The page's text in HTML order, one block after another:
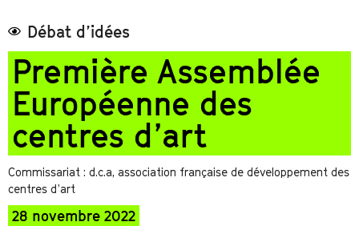
Débat d’idées
Première Assemblée
Européenne des
centres d’art
Commissariat : d.c.a, association française de développement des
centres d’art
28 novembre 2022